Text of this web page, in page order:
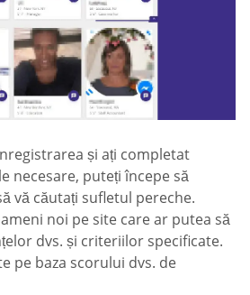
și ați completat
necesare, puteți începe să
vă căutați sufletul pereche.
noi pe site care ar putea să
dvs. și criteriilor specificate.
pe baza scorului dvs. de